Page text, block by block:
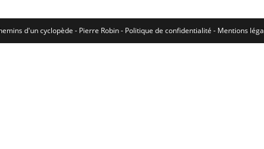
d'un cyclopède - Pierre Robin - Politique de confidentialité - Mentions